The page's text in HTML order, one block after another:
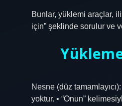
Bunlar, yüklemi araçlar,
için” şeklinde sorulur ve
Nesne (düz
yoktur. • “Onun”